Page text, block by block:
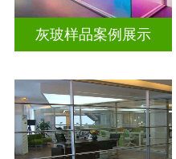
灰玻样品案例展示